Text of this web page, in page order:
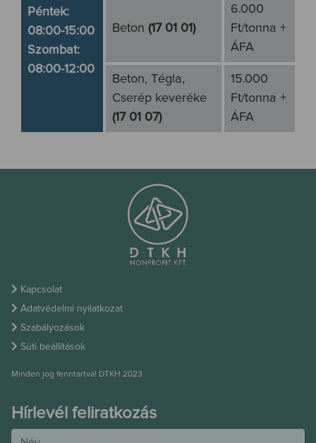
Péntek:
08:00-15:00
Szombat:
08:00-12:00
Beton (17 01 01)
6.000
Ft/tonna +
ÁFA
Beton, Tégla,
Cserép keveréke
(17 01 07)
15.000
Ft/tonna +
ÁFA
Kapcsolat
Adatvédelmi nyilatkozat
Szabályozások
Süti beállítások
Minden jog fenntartva! DTKH 2023
Hírlevél feliratkozás